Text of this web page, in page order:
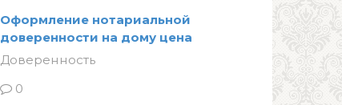
Оформление нотариальной
доверенности на дому цена
Доверенность
0